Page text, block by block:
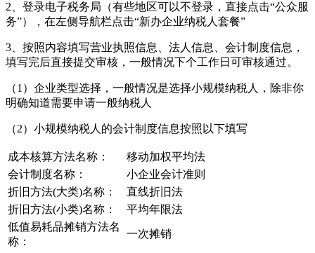
2、登录电子税务局（有些地区可以不登录，直接点击“公众服
务”），在左侧导航栏点击“新办企业纳税人套餐”
3、按照内容填写营业执照信息、法人信息、会计制度信息，
填写完后直接提交审核，一般情况下个工作日可审核通过。
（1）企业类型选择，一般情况是选择小规模纳税人，除非你
明确知道需要申请一般纳税人
（2）小规模纳税人的会计制度信息按照以下填写
成本核算方法名称：
移动加权平均法
会计制度名称：
小企业会计准则
折旧方法(大类)名称：
直线折旧法
折旧方法(小类)名称：
平均年限法
低值易耗品摊销方法名
称：
一次摊销